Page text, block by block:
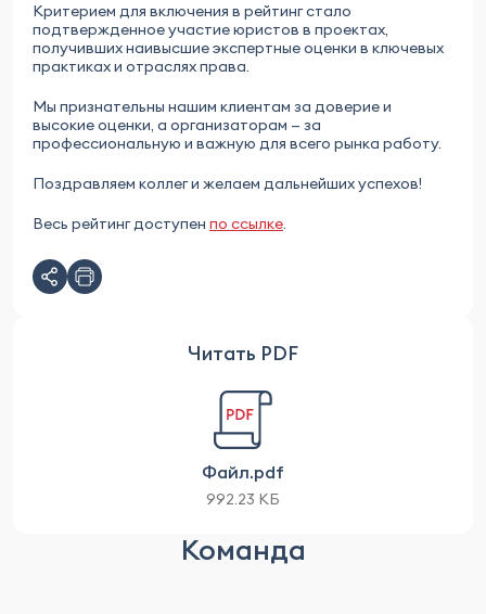
Критерием для включения в рейтинг стало
подтвержденное участие юристов в проектах,
получивших наивысшие экспертные оценки в ключевых
практиках и отраслях права.
Мы признательны нашим клиентам за доверие и
высокие оценки, а организаторам — за
профессиональную и важную для всего рынка работу.
Поздравляем коллег и желаем дальнейших успехов!
Весь рейтинг доступен по ссылке.
Читать PDF
Файл.pdf
992.23 КБ
Команда